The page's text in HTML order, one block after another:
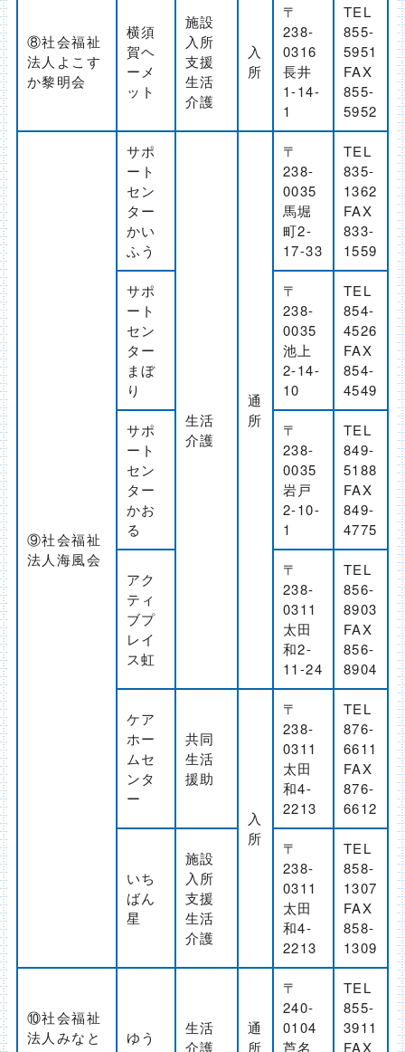
⑧社会福祉
法人よこす
か黎明会
横須
賀ヘ
ーメ
ット
施設
入所
支援
生活
介護
入
所
〒
238-
0316
長井
1-14-
1
TEL
855-
5951
FAX
855-
5952
⑨社会福祉
法人海風会
サポ
ート
セン
ター
かい
ふう
生活
介護
通
所
〒
238-
0035
馬堀
町2-
17-33
TEL
835-
1362
FAX
833-
1559
サポ
ート
セン
ター
まぼ
り
〒
238-
0035
池上
2-14-
10
TEL
854-
4526
FAX
854-
4549
サポ
ート
セン
ター
かお
る
〒
238-
0035
岩戸
2-10-
1
TEL
849-
5188
FAX
849-
4775
アク
ティ
ブプ
レイ
ス虹
〒
238-
0311
太田
和2-
11-24
TEL
856-
8903
FAX
856-
8904
ケア
ホー
ムセ
ンタ
ー
共同
生活
援助
入
所
〒
238-
0311
太田
和4-
2213
TEL
876-
6611
FAX
876-
6612
いち
ばん
星
施設
入所
支援
生活
介護
〒
238-
0311
太田
和4-
2213
TEL
858-
1307
FAX
858-
1309
⑩社会福祉
法人みなと
ゆう
生活
介護
通
所
〒
240-
0104
芦名
TEL
855-
3911
FAX